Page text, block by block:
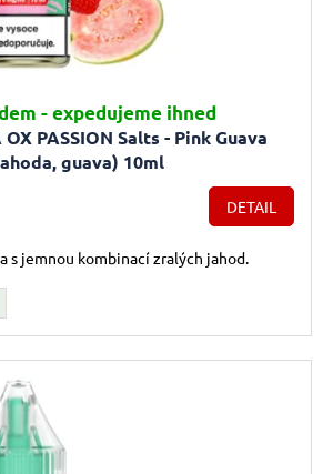
PASSION Salts - Pink Guava
guava) 10ml
- expedujeme ihned
DETAIL
s jemnou kombinací zralých jahod.